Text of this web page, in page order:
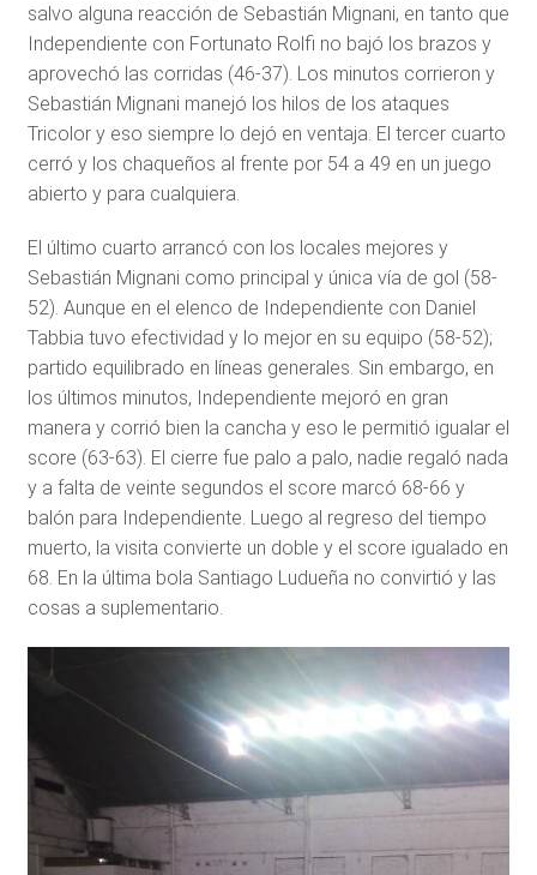
salvo alguna reacción de Sebastián Mignani, en tanto que
Independiente con Fortunato Rolfi no bajó los brazos y
aprovechó las corridas (46-37). Los minutos corrieron y
Sebastián Mignani manejó los hilos de los ataques
Tricolor y eso siempre lo dejó en ventaja. El tercer cuarto
cerró y los chaqueños al frente por 54 a 49 en un juego
abierto y para cualquiera.
El último cuarto arrancó con los locales mejores y
Sebastián Mignani como principal y única vía de gol (58-
52). Aunque en el elenco de Independiente con Daniel
Tabbia tuvo efectividad y lo mejor en su equipo (58-52);
partido equilibrado en líneas generales. Sin embargo, en
los últimos minutos, Independiente mejoró en gran
manera y corrió bien la cancha y eso le permitió igualar el
score (63-63). El cierre fue palo a palo, nadie regaló nada
y a falta de veinte segundos el score marcó 68-66 y
balón para Independiente. Luego al regreso del tiempo
muerto, la visita convierte un doble y el score igualado en
68. En la última bola Santiago Ludueña no convirtió y las
cosas a suplementario.